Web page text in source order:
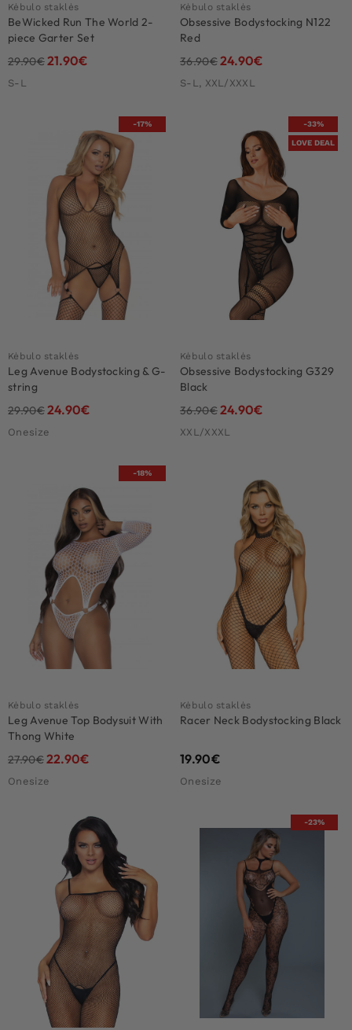
Kėbulo staklės
BeWicked Run The World 2-
piece Garter Set
29.90€21.90€
S-L
Kėbulo staklės
Obsessive Bodystocking N122
Red
36.90€24.90€
S-L, XXL/XXXL
-17%
Kėbulo staklės
Leg Avenue Bodystocking & G-
string
29.90€24.90€
Onesize
-33%
LOVE DEAL
Kėbulo staklės
Obsessive Bodystocking G329
Black
36.90€24.90€
XXL/XXXL
-18%
Kėbulo staklės
Leg Avenue Top Bodysuit With
Thong White
27.90€22.90€
Onesize
Kėbulo staklės
Racer Neck Bodystocking Black
19.90€
Onesize
-23%